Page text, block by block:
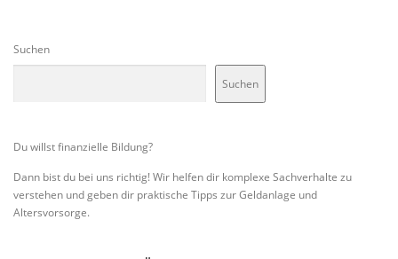
Suchen
Suchen
Du willst finanzielle Bildung?
Dann bist du bei uns richtig! Wir helfen dir komplexe Sachverhalte zu
verstehen und geben dir praktische Tipps zur Geldanlage und
Altersvorsorge.